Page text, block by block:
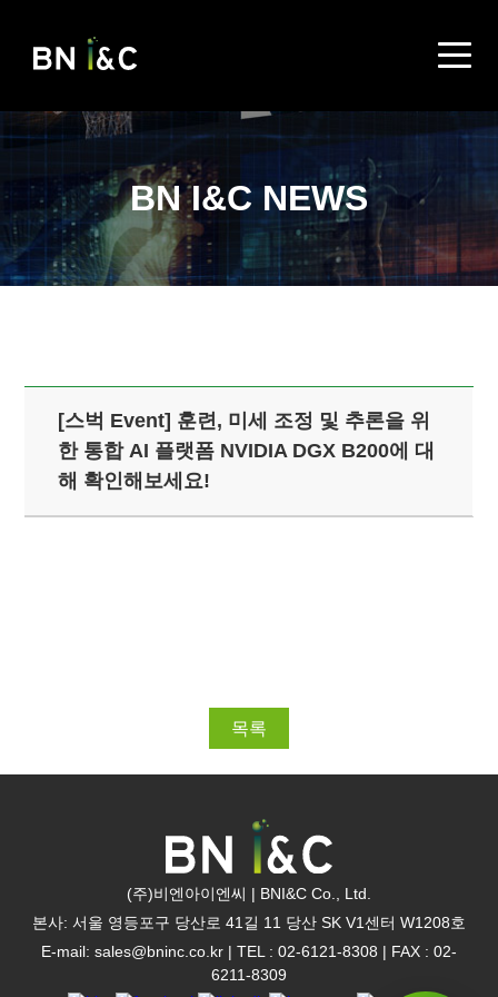
BN I&C NEWS
[스벅 Event] 훈련, 미세 조정 및 추론을 위
한 통합 AI 플랫폼 NVIDIA DGX B200에 대
해 확인해보세요!
목록
(주)비엔아이엔씨 | BNI&C Co., Ltd.
본사: 서울 영등포구 당산로 41길 11 당산 SK V1센터 W1208호
E-mail: sales@bninc.co.kr | TEL : 02-6121-8308 | FAX : 02-
6211-8309